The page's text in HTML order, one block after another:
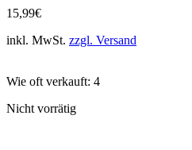
15,99€
inkl. MwSt. zzgl. Versand
Wie oft verkauft: 4
Nicht vorrätig